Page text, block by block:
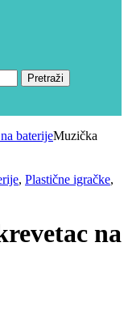
Pretraži
baterijeMuzička
, Plastične igračke,
na